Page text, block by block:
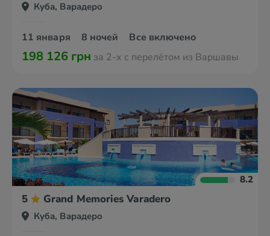
Куба, Варадеро
11 января 8 ночей Все включено
198 126 грн за 2-х с перелётом из Варшавы
8.2
5 Grand Memories Varadero
Куба, Варадеро